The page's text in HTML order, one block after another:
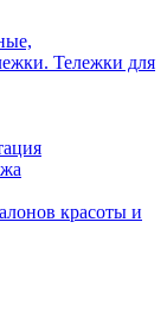
Тележки для
красоты и